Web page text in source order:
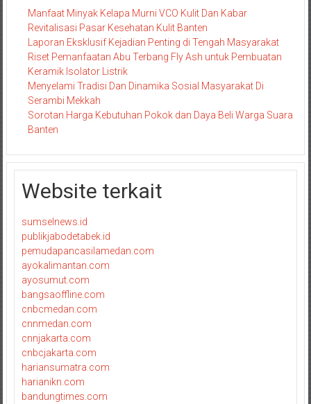
Manfaat Minyak Kelapa Murni VCO Kulit Dan Kabar
Revitalisasi Pasar Kesehatan Kulit Banten
Laporan Eksklusif Kejadian Penting di Tengah Masyarakat
Riset Pemanfaatan Abu Terbang Fly Ash untuk Pembuatan
Keramik Isolator Listrik
Menyelami Tradisi Dan Dinamika Sosial Masyarakat Di
Serambi Mekkah
Sorotan Harga Kebutuhan Pokok dan Daya Beli Warga Suara
Banten
Website terkait
sumselnews.id
publikjabodetabek.id
pemudapancasilamedan.com
ayokalimantan.com
ayosumut.com
bangsaoffline.com
cnbcmedan.com
cnnmedan.com
cnnjakarta.com
cnbcjakarta.com
hariansumatra.com
harianikn.com
bandungtimes.com